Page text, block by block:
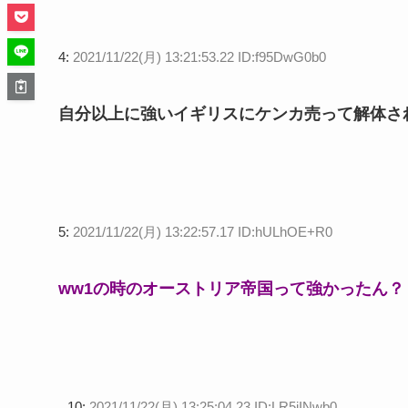
4: 2021/11/22(月) 13:21:53.22 ID:f95DwG0b0
自分以上に強いイギリスにケンカ売って解体さ
5: 2021/11/22(月) 13:22:57.17 ID:hULhOE+R0
ww1の時のオーストリア帝国って強かったん？